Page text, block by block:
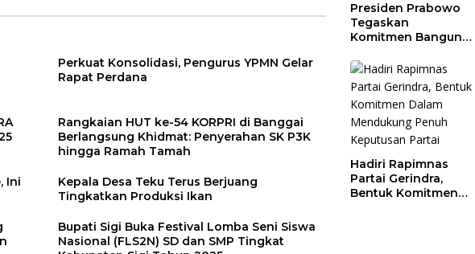
Perkuat Konsolidasi, Pengurus YPMN Gelar
Rapat Perdana
Rangkaian HUT ke-54 KORPRI di Banggai
Berlangsung Khidmat: Penyerahan SK P3K
hingga Ramah Tamah
Ini
Kepala Desa Teku Terus Berjuang
Tingkatkan Produksi Ikan
Bupati Sigi Buka Festival Lomba Seni Siswa
Nasional (FLS2N) SD dan SMP Tingkat
Presiden Prabowo
Tegaskan
Komitmen Bangun
Cerdas
Hadiri Rapimnas
Partai Gerindra,
Bentuk Komitmen